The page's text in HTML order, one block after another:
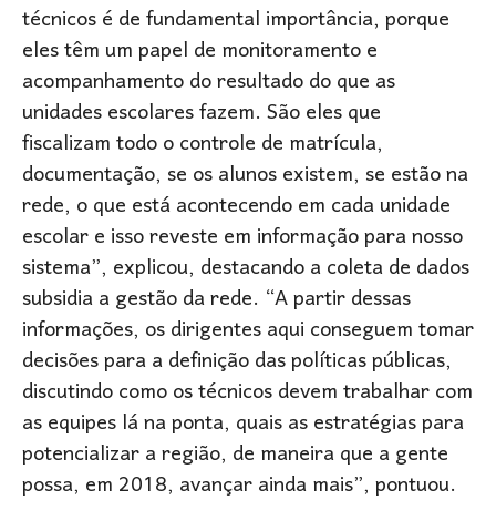
técnicos é de fundamental importância, porque
eles têm um papel de monitoramento e
acompanhamento do resultado do que as
unidades escolares fazem. São eles que
fiscalizam todo o controle de matrícula,
documentação, se os alunos existem, se estão na
rede, o que está acontecendo em cada unidade
escolar e isso reveste em informação para nosso
sistema”, explicou, destacando a coleta de dados
subsidia a gestão da rede. “A partir dessas
informações, os dirigentes aqui conseguem tomar
decisões para a definição das políticas públicas,
discutindo como os técnicos devem trabalhar com
as equipes lá na ponta, quais as estratégias para
potencializar a região, de maneira que a gente
possa, em 2018, avançar ainda mais”, pontuou.